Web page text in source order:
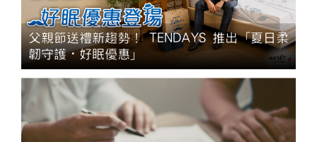
父親節送禮新趨勢！ TENDAYS 推出「夏日柔
韌守護・好眠優惠」